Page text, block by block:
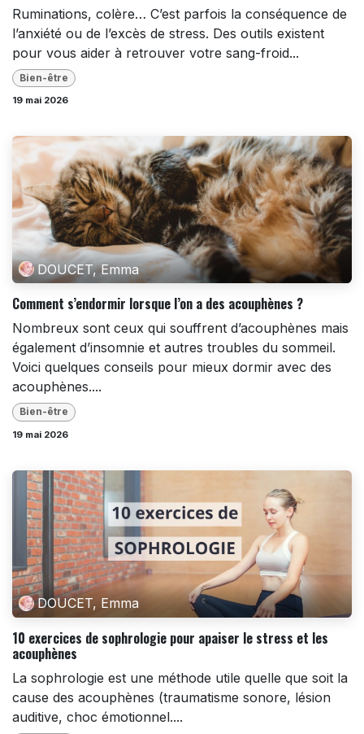
Ruminations, colère… C’est parfois la conséquence de
l’anxiété ou de l’excès de stress. Des outils existent
pour vous aider à retrouver votre sang-froid...
Bien-être
19 mai 2026
DOUCET, Emma
Comment s’endormir lorsque l’on a des acouphènes ?
Nombreux sont ceux qui souffrent d’acouphènes mais
également d’insomnie et autres troubles du sommeil.
Voici quelques conseils pour mieux dormir avec des
acouphènes....
Bien-être
19 mai 2026
DOUCET, Emma
10 exercices de sophrologie pour apaiser le stress et les
acouphènes
La sophrologie est une méthode utile quelle que soit la
cause des acouphènes (traumatisme sonore, lésion
auditive, choc émotionnel....